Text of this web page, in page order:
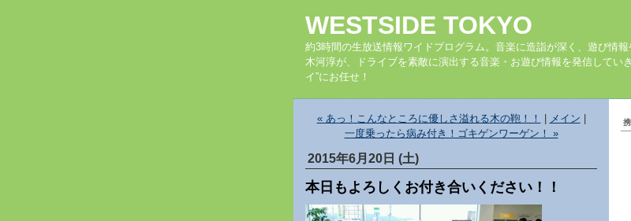
WESTSIDE TOKYO
約3時間の生放送情報ワイドプログラム。音楽に造詣が深く、遊び情
木河淳が、ドライブを素敵に演出する音楽・お遊び情報を発信してい
イ”にお任せ！
« あっ！こんなところに優しさ溢れる木の鞄！！ メイン
一度乗ったら病み付き！ゴキゲンワーゲン！ »
2015年6月20日 (土)
本日もよろしくお付き合いください！！